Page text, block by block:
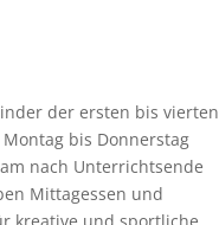
der ersten bis vierten
bis Donnerstag
nach Unterrichtsende
Mittagessen und